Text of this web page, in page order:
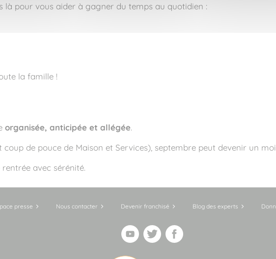
là pour vous aider à gagner du temps au quotidien :
la famille !
organisée, anticipée et allégée.
de pouce de Maison et Services), septembre peut devenir un
avec sérénité.
presse Nous contacter Devenir franchisé Blog des experts